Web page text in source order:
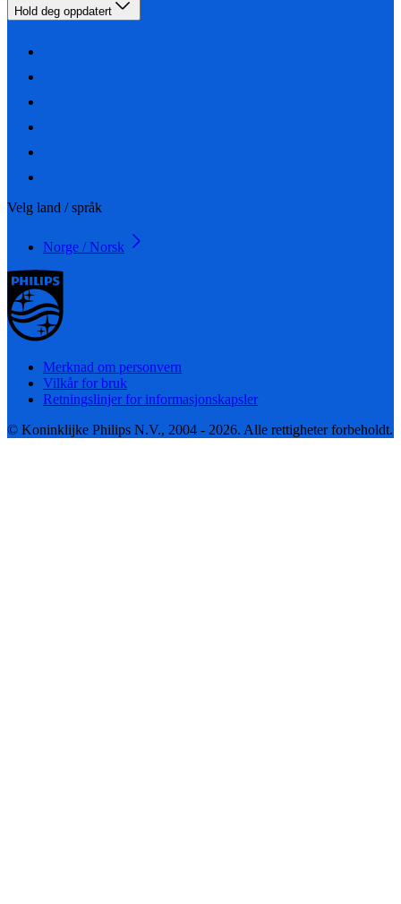
Hold deg oppdatert
Velg land / språk
Norge / Norsk
Merknad om personvern
Vilkår for bruk
Retningslinjer for informasjonskapsler
© Koninklijke Philips N.V., 2004 - 2026. Alle rettigheter forbeholdt.